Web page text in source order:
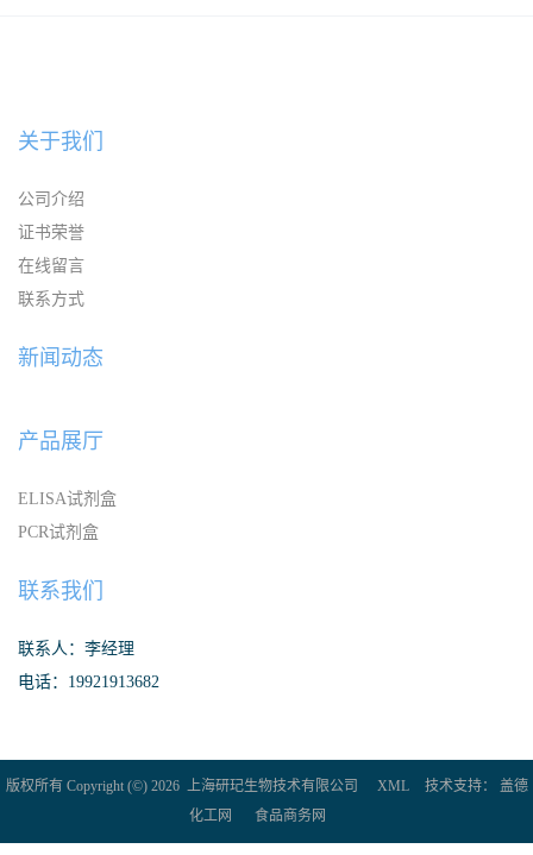
关于我们
公司介绍
证书荣誉
在线留言
联系方式
新闻动态
产品展厅
ELISA试剂盒
PCR试剂盒
联系我们
联系人：李经理
电话：19921913682
版权所有 Copyright (©) 2026 上海研玘生物技术有限公司 XML 技术支持：
盖德
化工网
食品商务网